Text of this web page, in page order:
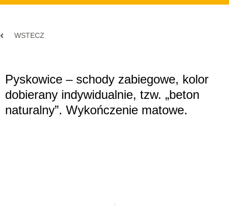
WSTECZ
Pyskowice – schody zabiegowe, kolor
dobierany indywidualnie, tzw. „beton
naturalny”. Wykończenie matowe.